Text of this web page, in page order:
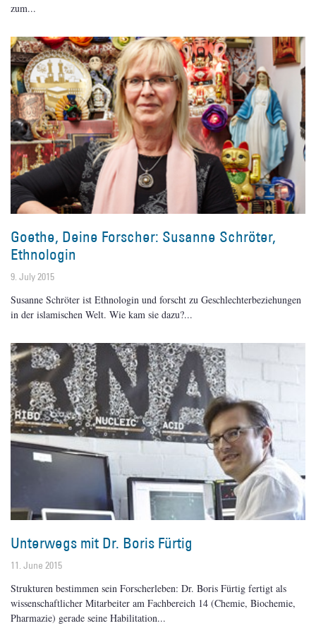
zum
Goethe, Deine Forscher: Susanne Schröter,
Ethnologin
9. July 2015
Susanne Schröter ist Ethnologin und forscht zu Geschlechterbeziehungen
in der islamischen Welt. Wie kam sie dazu?
Unterwegs mit Dr. Boris Fürtig
11. June 2015
Strukturen bestimmen sein Forscherleben: Dr. Boris Fürtig fertigt als
wissenschaftlicher Mitarbeiter am Fachbereich 14 (Chemie, Biochemie,
Pharmazie) gerade seine Habilitation